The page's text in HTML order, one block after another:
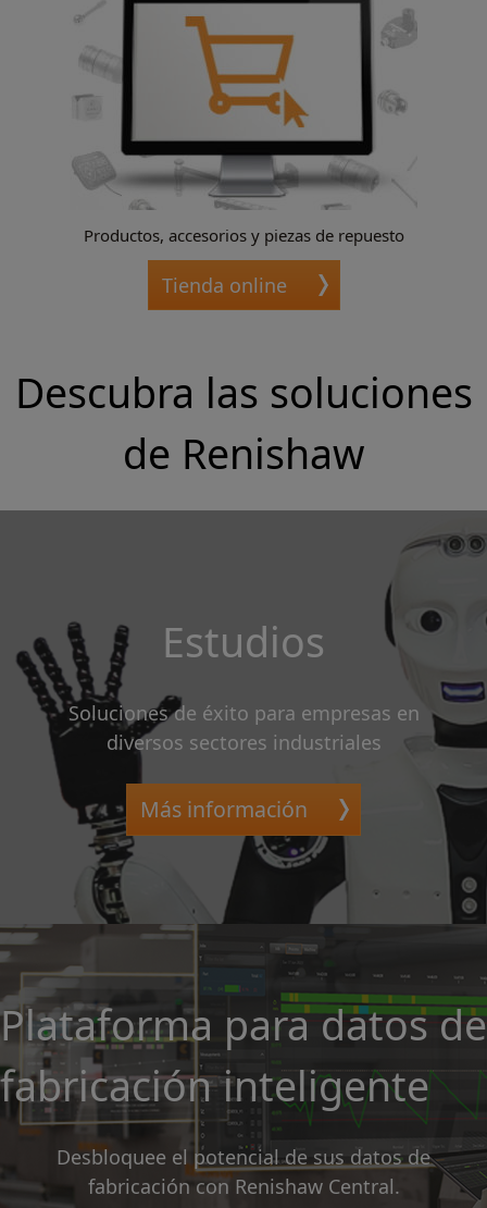
Productos, accesorios y piezas de repuesto
Tienda online
Descubra las soluciones
de Renishaw
Estudios
Soluciones de éxito para empresas en
diversos sectores industriales
Más información
Plataforma para datos de
fabricación inteligente
Desbloquee el potencial de sus datos de
fabricación con Renishaw Central.